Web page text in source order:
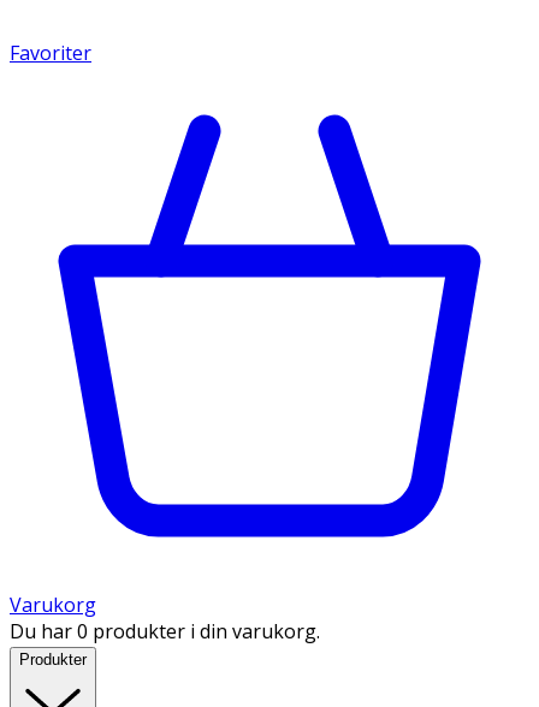
Favoriter
Varukorg
Du har 0 produkter i din varukorg.
Produkter